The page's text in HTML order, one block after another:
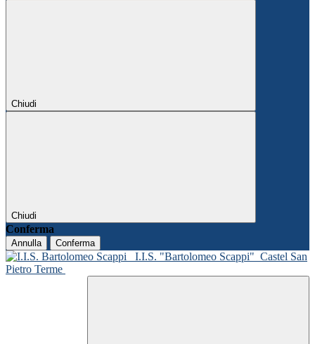
Chiudi
Chiudi
Conferma
Annulla Conferma
I.I.S. "Bartolomeo Scappi" Castel San
Pietro Terme